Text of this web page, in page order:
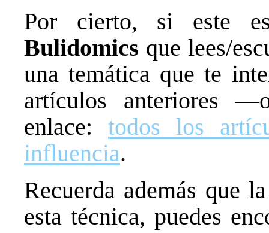
Por cierto, si este
Bulidomics que lees/
una temática que te
artículos anteriores
enlace: todos los
influencia.
Recuerda además que
esta técnica, puedes